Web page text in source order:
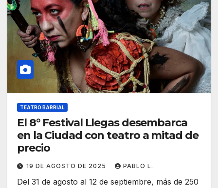
TEATRO BARRIAL
El 8° Festival Llegas desembarca
en la Ciudad con teatro a mitad de
precio
19 DE AGOSTO DE 2025 PABLO L.
Del 31 de agosto al 12 de septiembre, más de 250